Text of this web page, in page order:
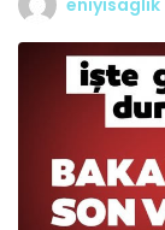
eniyisaglik